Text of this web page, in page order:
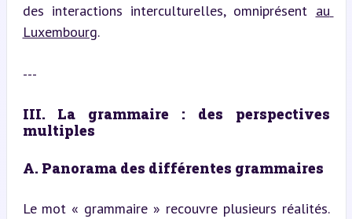
des interactions interculturelles, omniprésent au
Luxembourg.
---
III. La grammaire : des perspectives
multiples
A. Panorama des différentes grammaires
Le mot « grammaire » recouvre plusieurs réalités.